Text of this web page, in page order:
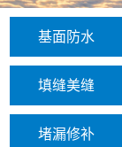
基面防水
填缝美缝
堵漏修补